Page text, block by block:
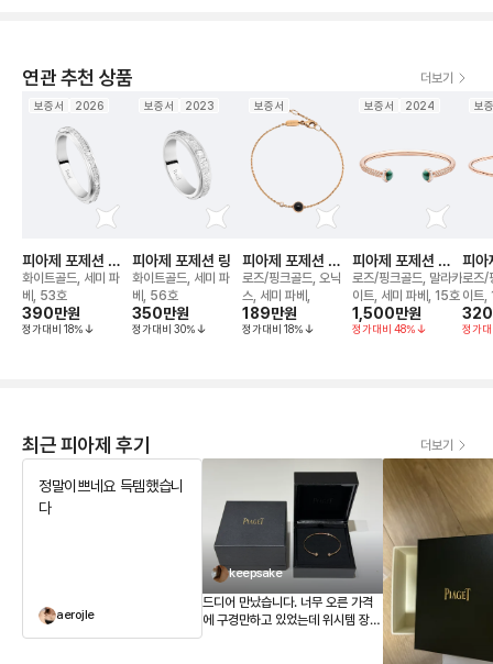
연관 추천 상품 더보기
보증서 2026
피아제 포제션 데
코 팰리스 링
화이트골드, 세미 파
베, 53호
390만원
정가대비 18%
보증서 2023
피아제 포제션 링
화이트골드, 세미 파
베, 56호
350만원
정가대비 30%
보증서
피아제 포제션 브
레이슬릿
로즈/핑크골드, 오닉
스, 세미 파베,
189만원
정가대비 18%
보증서 2024
피아제 포제션 오
픈 뱅글 브레이슬
릿
로즈/핑크골드, 말라카
이트, 세미 파베, 15호
1,500만원
정가대비 48%
보
피아
픈
릿
로즈/
이트,
320
정가
최근 피아제 후기 더보기
정말이쁘네요 득템했습니
다
aerojle
keepsake
드디어 만났습니다. 너무 오른 가격
에 구경만하고 있었는데 위시템 장착